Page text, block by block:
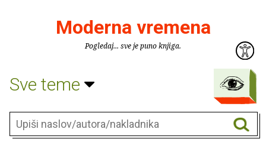
Moderna vremena
Pogledaj... sve je puno knjiga.
Sve teme